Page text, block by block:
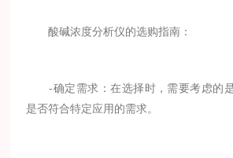
酸碱浓度分析仪的选购指南：
-确定需求：在选择时，需要考虑的
是否符合特定应用的需求。